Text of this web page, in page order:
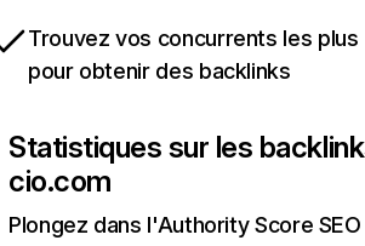
Trouvez vos concurrents les
pour obtenir des backlinks
Statistiques sur les
cio.com
Plongez dans l'Authority Score